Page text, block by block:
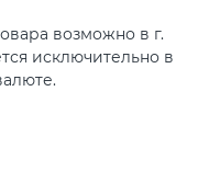
возможно в г.
исключительно в